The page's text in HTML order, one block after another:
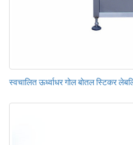
स्वचालित ऊर्ध्वाधर गोल बोतल स्टिकर